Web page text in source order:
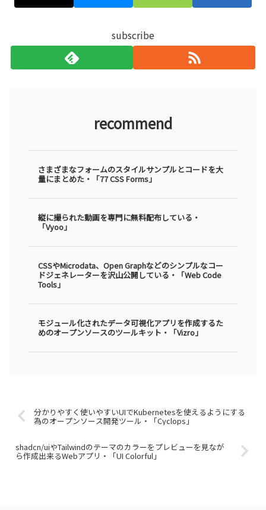
subscribe
recommend
さまざまなフォームのスタイルサンプルとコードを大
量にまとめた・「77 CSS Forms」
縦に撮られた動画を専門に無料配布している・
「Vyoo」
CSSやMicrodata、Open Graphなどのシンプルなコー
ドジェネレーターを沢山公開している・「Web Code
Tools」
モジュール化されたデータ可視化アプリを作成するた
めのオープンソースのツールキット・「Vizro」
分かりやすく使いやすいUIでKubernetesを使えるようにする
為のオープンソース開発ツール・「Cyclops」
shadcn/uiやTailwindのテーマのカラーをプレビューを見なが
ら作成出来るWebアプリ・「UI Colorful」